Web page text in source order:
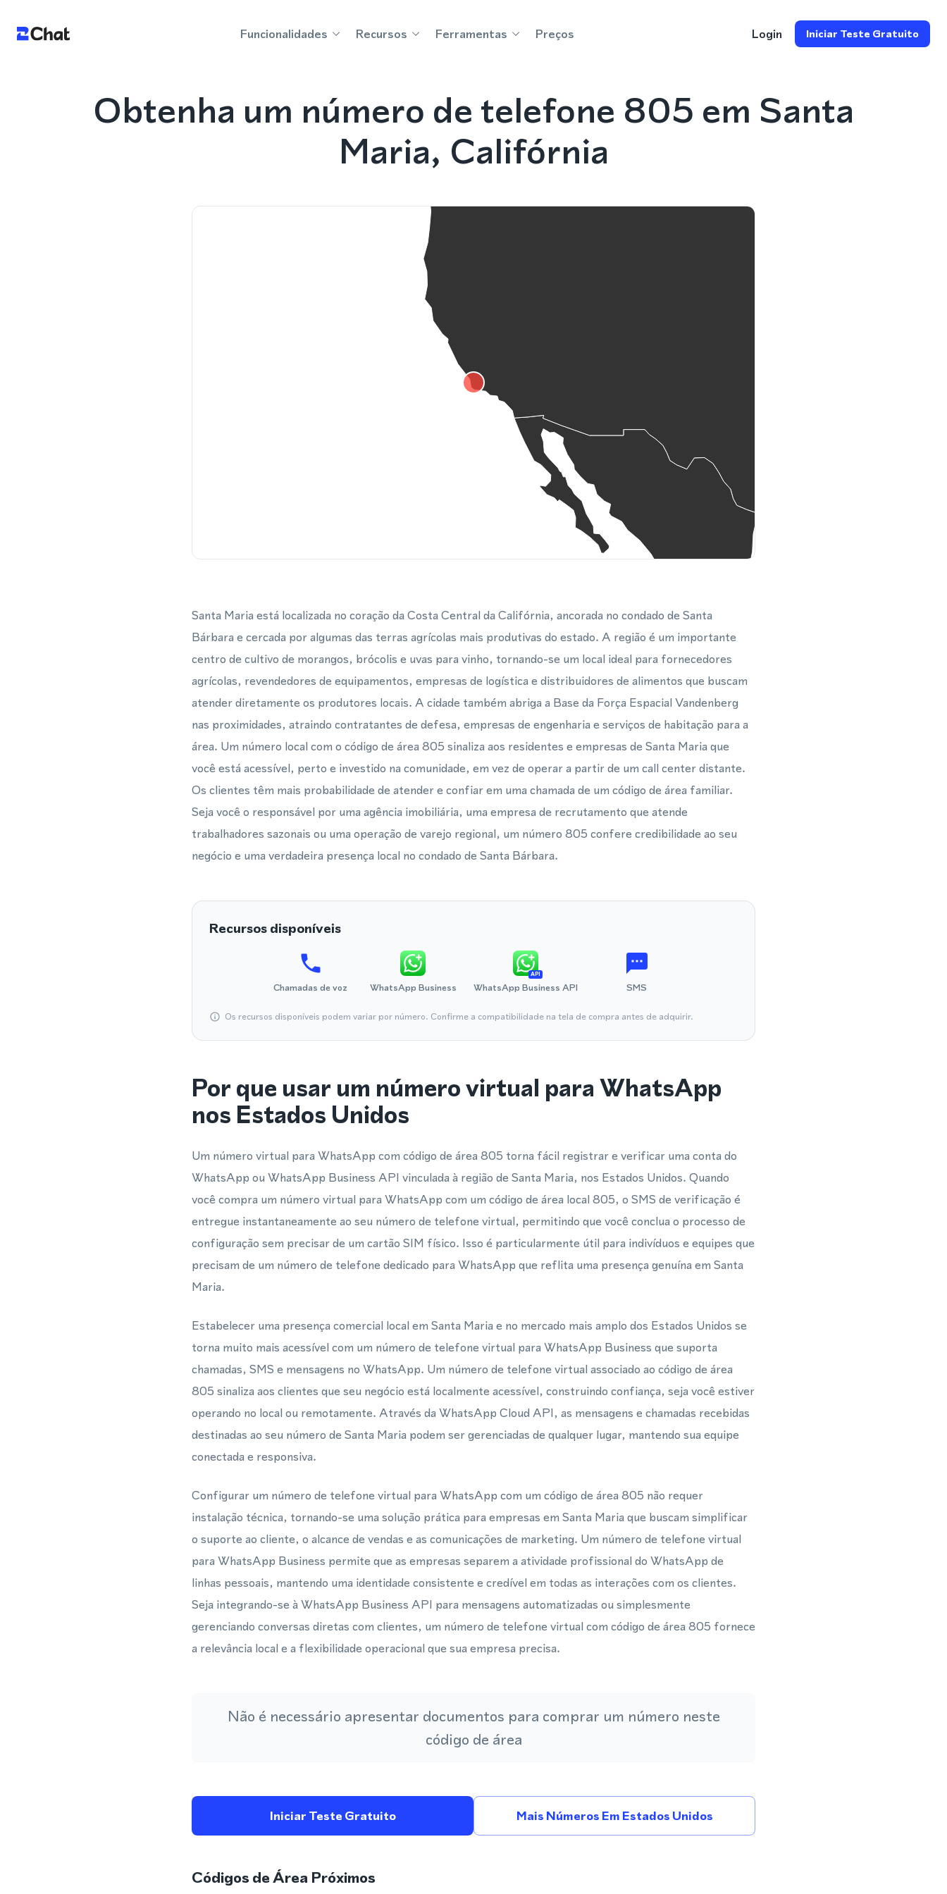
Funcionalidades Recursos Ferramentas Preços Login Iniciar Teste Gratuito
Obtenha um número de telefone 805 em Santa
Maria, Califórnia
Santa Maria está localizada no coração da Costa Central da Califórnia, ancorada no condado de Santa
Bárbara e cercada por algumas das terras agrícolas mais produtivas do estado. A região é um importante
centro de cultivo de morangos, brócolis e uvas para vinho, tornando-se um local ideal para fornecedores
agrícolas, revendedores de equipamentos, empresas de logística e distribuidores de alimentos que buscam
atender diretamente os produtores locais. A cidade também abriga a Base da Força Espacial Vandenberg
nas proximidades, atraindo contratantes de defesa, empresas de engenharia e serviços de habitação para a
área. Um número local com o código de área 805 sinaliza aos residentes e empresas de Santa Maria que
você está acessível, perto e investido na comunidade, em vez de operar a partir de um call center distante.
Os clientes têm mais probabilidade de atender e confiar em uma chamada de um código de área familiar.
Seja você o responsável por uma agência imobiliária, uma empresa de recrutamento que atende
trabalhadores sazonais ou uma operação de varejo regional, um número 805 confere credibilidade ao seu
negócio e uma verdadeira presença local no condado de Santa Bárbara.
Recursos disponíveis
Chamadas de voz WhatsApp Business
API
WhatsApp Business API SMS
Os recursos disponíveis podem variar por número. Confirme a compatibilidade na tela de compra antes de adquirir.
Por que usar um número virtual para WhatsApp
nos Estados Unidos
Um número virtual para WhatsApp com código de área 805 torna fácil registrar e verificar uma conta do
WhatsApp ou WhatsApp Business API vinculada à região de Santa Maria, nos Estados Unidos. Quando
você compra um número virtual para WhatsApp com um código de área local 805, o SMS de verificação é
entregue instantaneamente ao seu número de telefone virtual, permitindo que você conclua o processo de
configuração sem precisar de um cartão SIM físico. Isso é particularmente útil para indivíduos e equipes que
precisam de um número de telefone dedicado para WhatsApp que reflita uma presença genuína em Santa
Maria.
Estabelecer uma presença comercial local em Santa Maria e no mercado mais amplo dos Estados Unidos se
torna muito mais acessível com um número de telefone virtual para WhatsApp Business que suporta
chamadas, SMS e mensagens no WhatsApp. Um número de telefone virtual associado ao código de área
805 sinaliza aos clientes que seu negócio está localmente acessível, construindo confiança, seja você estiver
operando no local ou remotamente. Através da WhatsApp Cloud API, as mensagens e chamadas recebidas
destinadas ao seu número de Santa Maria podem ser gerenciadas de qualquer lugar, mantendo sua equipe
conectada e responsiva.
Configurar um número de telefone virtual para WhatsApp com um código de área 805 não requer
instalação técnica, tornando-se uma solução prática para empresas em Santa Maria que buscam simplificar
o suporte ao cliente, o alcance de vendas e as comunicações de marketing. Um número de telefone virtual
para WhatsApp Business permite que as empresas separem a atividade profissional do WhatsApp de
linhas pessoais, mantendo uma identidade consistente e credível em todas as interações com os clientes.
Seja integrando-se à WhatsApp Business API para mensagens automatizadas ou simplesmente
gerenciando conversas diretas com clientes, um número de telefone virtual com código de área 805 fornece
a relevância local e a flexibilidade operacional que sua empresa precisa.
Não é necessário apresentar documentos para comprar um número neste
código de área
Iniciar Teste Gratuito Mais Números Em Estados Unidos
Códigos de Área Próximos